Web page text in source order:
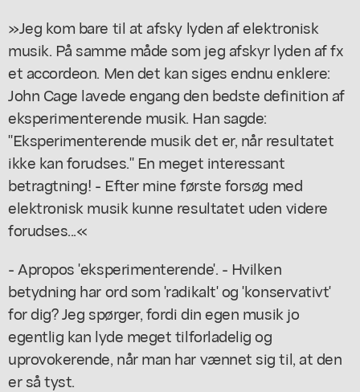
»Jeg kom bare til at afsky lyden af elektronisk
musik. På samme måde som jeg afskyr lyden af fx
et accordeon. Men det kan siges endnu enklere:
John Cage lavede engang den bedste definition af
eksperimenterende musik. Han sagde:
"Eksperimenterende musik det er, når resultatet
ikke kan forudses." En meget interessant
betragtning! - Efter mine første forsøg med
elektronisk musik kunne resultatet uden videre
forudses...«
- Apropos 'eksperimenterende'. - Hvilken
betydning har ord som 'radikalt' og 'konservativt'
for dig? Jeg spørger, fordi din egen musik jo
egentlig kan lyde meget tilforladelig og
uprovokerende, når man har vænnet sig til, at den
er så tyst.